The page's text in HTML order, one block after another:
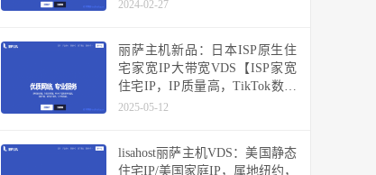
2024-02-27
丽萨主机新品：日本ISP原生住
宅家宽IP大带宽VDS【ISP家宽
住宅IP，IP质量高，TikTok数据
好】
2025-05-12
lisahost丽萨主机VDS：美国静态
住宅IP/美国家庭IP，属地纽约，